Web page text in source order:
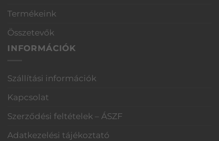
Termékeink
Összetevők
INFORMÁCIÓK
Szállítási információk
Kapcsolat
Szerződési feltételek – ÁSZF
Adatkezelési tájékoztató